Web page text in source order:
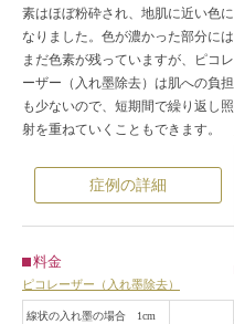
素はほぼ粉砕され、地肌に近い色に
なりました。色が濃かった部分には
まだ色素が残っていますが、ピコレ
ーザー（入れ墨除去）は肌への負担
も少ないので、短期間で繰り返し照
射を重ねていくこともできます。
症例の詳細
料金
ピコレーザー（入れ墨除去）
線状の入れ墨の場合 1cm